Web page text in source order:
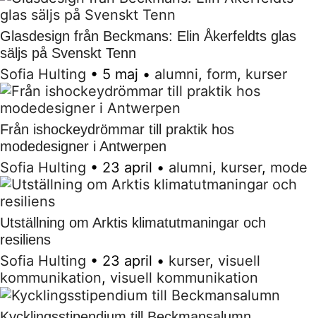
Glasdesign från Beckmans: Elin Åkerfeldts glas
säljs på Svenskt Tenn
Sofia Hulting • 5 maj • alumni, form, kurser
Från ishockeydrömmar till praktik hos
modedesigner i Antwerpen
Sofia Hulting • 23 april • alumni, kurser, mode
Utställning om Arktis klimatutmaningar och
resiliens
Sofia Hulting • 23 april • kurser, visuell
kommunikation, visuell kommunikation